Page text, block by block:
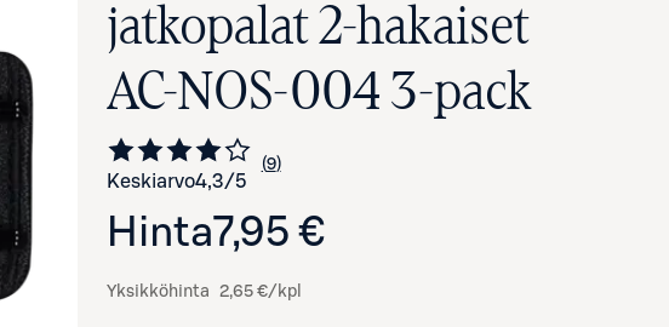
jatkopalat 2-hakaiset
AC-NOS-004 3-pack
Keskiarvo4,3/5 Siirry arvioihin
9
kappaletta
Hinta7,95 €
Yksikköhinta 2,65 €/kpl